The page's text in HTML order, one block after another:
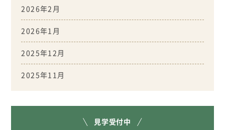
2026年2月
2026年1月
2025年12月
2025年11月
見学受付中